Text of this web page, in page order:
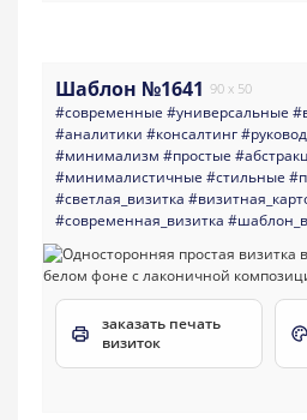
Шаблон №1641 90 x 50
#современные #универсальные
#аналитики #консалтинг
#минимализм #простые
#минималистичные #стильные
#светлая_визитка
#современная_визитка
заказать печать
визиток